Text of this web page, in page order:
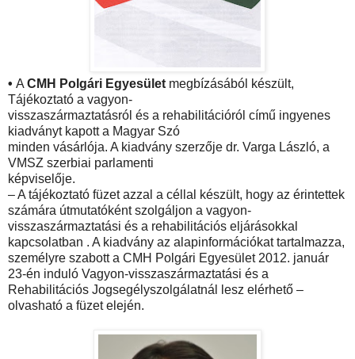
• A CMH Polgári Egyesület megbízásából készült,
Tájékoztató a vagyon-
visszaszármaztatásról és a rehabilitációról című ingyenes
kiadványt kapott a Magyar Szó
minden vásárlója. A kiadvány szerzője dr. Varga László, a
VMSZ szerbiai parlamenti
képviselője.
– A tájékoztató füzet azzal a céllal készült, hogy az érintettek
számára útmutatóként szolgáljon a vagyon-
visszaszármaztatási és a rehabilitációs eljárásokkal
kapcsolatban . A kiadvány az alapinformációkat tartalmazza,
személyre szabott a CMH Polgári Egyesület 2012. január
23-én induló Vagyon-visszaszármaztatási és a
Rehabilitációs Jogsegélyszolgálatnál lesz elérhető –
olvasható a füzet elején.